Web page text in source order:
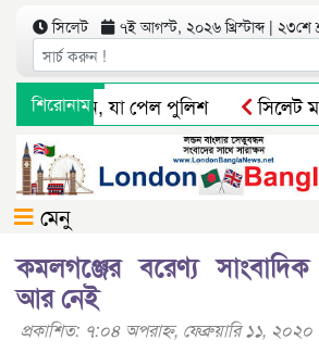
সিলেট ৭ই আগস্ট, ২০২৬ খ্রিস্টাব্দ | ২৩শে
শিরোনাম
অভিযান, যা পেল পুলিশ
সিলেট
উদ্বোধন করলেন ইলিয়াসপুত্র ব্যারিস্টার
মেনু
কমলগঞ্জের বরেণ্য
আর নেই
প্রকাশিত: ৭:০৪ অপরাহ্ণ, ফেব্রুয়ারি ১১, ২০২০